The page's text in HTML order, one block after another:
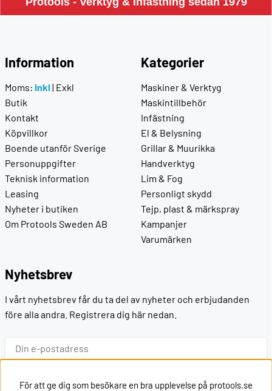
Information
Moms: Inkl | Exkl
Butik
Kontakt
Köpvillkor
Boende utanför Sverige
Personuppgifter
Teknisk information
Leasing
Nyheter i butiken
Om Protools Sweden AB
Kategorier
Maskiner & Verktyg
Maskintillbehör
Infästning
El & Belysning
Grillar & Muurikka
Handverktyg
Lim & Fog
Personligt skydd
Tejp, plast & märkspray
Kampanjer
Varumärken
Nyhetsbrev
I vårt nyhetsbrev får du ta del av nyheter och erbjudanden
före alla andra. Registrera dig här nedan.
Ok
För att ge dig som besökare en bra upplevelse på protools.se